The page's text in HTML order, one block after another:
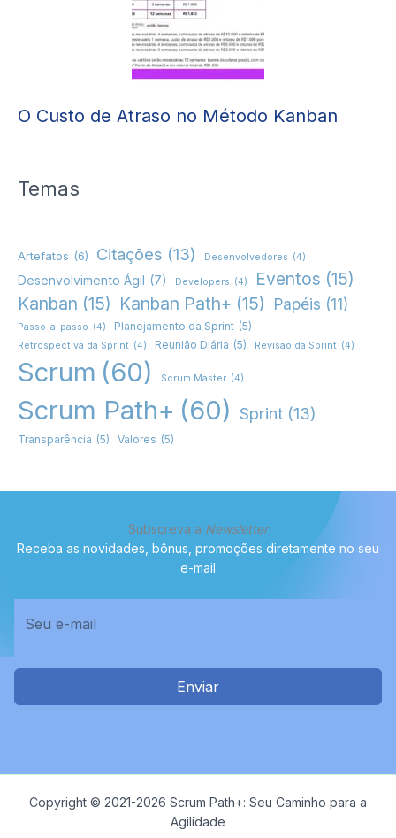
O Custo de Atraso no Método Kanban
Temas
Artefatos (6) Citações (13) Desenvolvedores (4)
Desenvolvimento Ágil (7) Developers (4) Eventos (15)
Kanban (15) Kanban Path+ (15) Papéis (11)
Passo-a-passo (4) Planejamento da Sprint (5)
Retrospectiva da Sprint (4) Reunião Diária (5) Revisão da Sprint (4)
Scrum (60) Scrum Master (4)
Scrum Path+ (60) Sprint (13)
Transparência (5) Valores (5)
Subscreva a Newsletter
Receba as novidades, bônus, promoções diretamente no seu
e-mail
Enviar
Copyright © 2021-2026 Scrum Path+: Seu Caminho para a
Agilidade